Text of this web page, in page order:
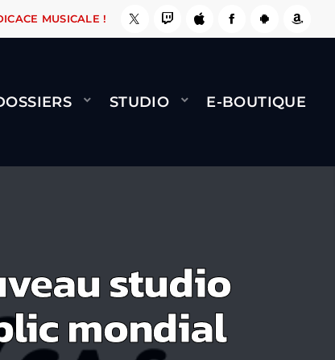
LE FAIT ! NAMI BERNARD MINET -
MUSICALE !
STUDIO E-BOUTIQUE
studio
mondial